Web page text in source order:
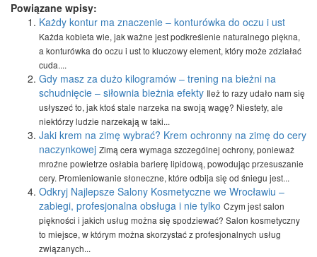
Powiązane wpisy:
Każdy kontur ma znaczenie – konturówka do oczu i ust
Każda kobieta wie, jak ważne jest podkreślenie naturalnego piękna,
a konturówka do oczu i ust to kluczowy element, który może zdziałać
cuda....
Gdy masz za dużo kilogramów – trening na bieżni na
schudnięcie – siłownia bieżnia efekty Ileż to razy udało nam się
usłyszeć to, jak ktoś stale narzeka na swoją wagę? Niestety, ale
niektórzy ludzie narzekają w taki...
Jaki krem na zimę wybrać? Krem ochronny na zimę do cery
naczynkowej Zimą cera wymaga szczególnej ochrony, ponieważ
mroźne powietrze osłabia barierę lipidową, powodując przesuszanie
cery. Promieniowanie słoneczne, które odbija się od śniegu jest...
Odkryj Najlepsze Salony Kosmetyczne we Wrocławiu –
zabiegi, profesjonalna obsługa i nie tylko Czym jest salon
piękności i jakich usług można się spodziewać? Salon kosmetyczny
to miejsce, w którym można skorzystać z profesjonalnych usług
związanych...